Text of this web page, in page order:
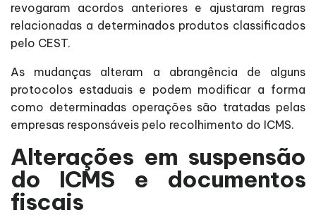
revogaram acordos anteriores e ajustaram regras
relacionadas a determinados produtos classificados
pelo CEST.
As mudanças alteram a abrangência de alguns
protocolos estaduais e podem modificar a forma
como determinadas operações são tratadas pelas
empresas responsáveis pelo recolhimento do ICMS.
Alterações em suspensão
do ICMS e documentos
fiscais